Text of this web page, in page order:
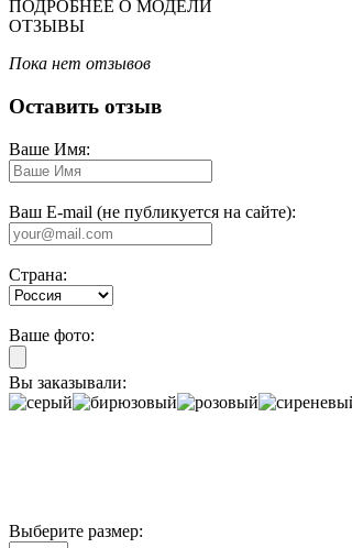
ПОДРОБНЕЕ О МОДЕЛИ
ОТЗЫВЫ
Пока нет отзывов
Оставить отзыв
Ваше Имя:
Ваш E-mail (не публикуется на сайте):
Страна:
Ваше фото:
Вы заказывали:
Выберите размер: